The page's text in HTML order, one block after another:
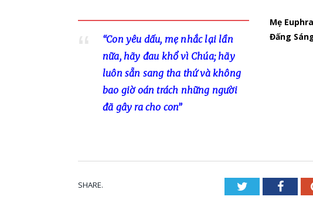
“Con yêu dấu, mẹ nhắc lại lần
nữa, hãy đau khổ vì Chúa; hãy
luôn sẵn sang tha thứ và không
bao giờ oán trách những người
đã gây ra cho con”
Mẹ
Đấng
SHARE. Twitter